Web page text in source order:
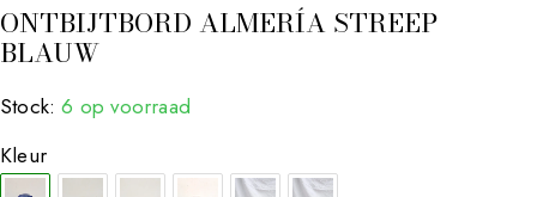
ONTBIJTBORD ALMERÍA STREEP
BLAUW
Stock: 6 op voorraad
Kleur